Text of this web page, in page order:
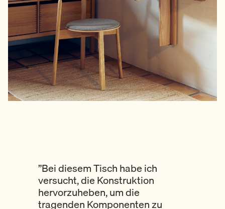
”Bei diesem Tisch habe ich
versucht, die Konstruktion
hervorzuheben, um die
tragenden Komponenten zu